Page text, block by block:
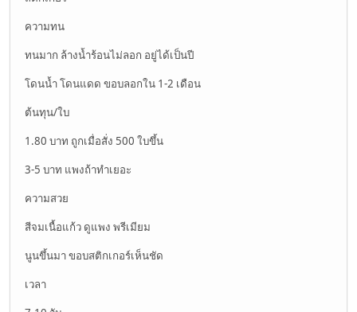
ความทน
ทนมาก ล้างน้ำร้อนไม่ลอก อยู่ได้เป็นปี
โดนน้ำ โดนแดด ขอบลอกใน 1-2 เดือน
ต้นทุน/ใบ
1.80 บาท ถูกเมื่อสั่ง 500 ใบขึ้น
3-5 บาท แพงถ้าทำเยอะ
ความสวย
สีจมเนื้อแก้ว ดูแพง พรีเมียม
นูนขึ้นมา ขอบสติกเกอร์เห็นชัด
เวลา